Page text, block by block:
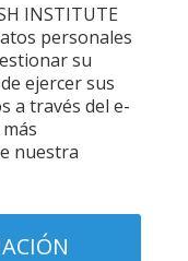
INSTITUTE
personales
su
ejercer sus
a través del e-
nuestra